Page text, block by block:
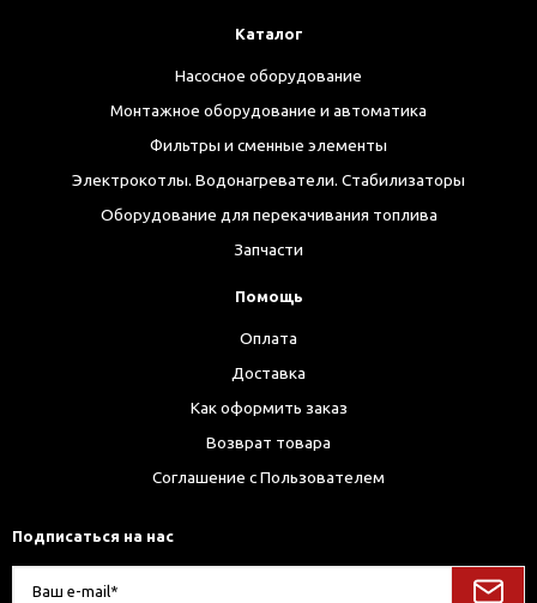
Каталог
Насосное оборудование
Монтажное оборудование и автоматика
Фильтры и сменные элементы
Электрокотлы. Водонагреватели. Стабилизаторы
Оборудование для перекачивания топлива
Запчасти
Помощь
Оплата
Доставка
Как оформить заказ
Возврат товара
Соглашение с Пользователем
Подписаться на нас